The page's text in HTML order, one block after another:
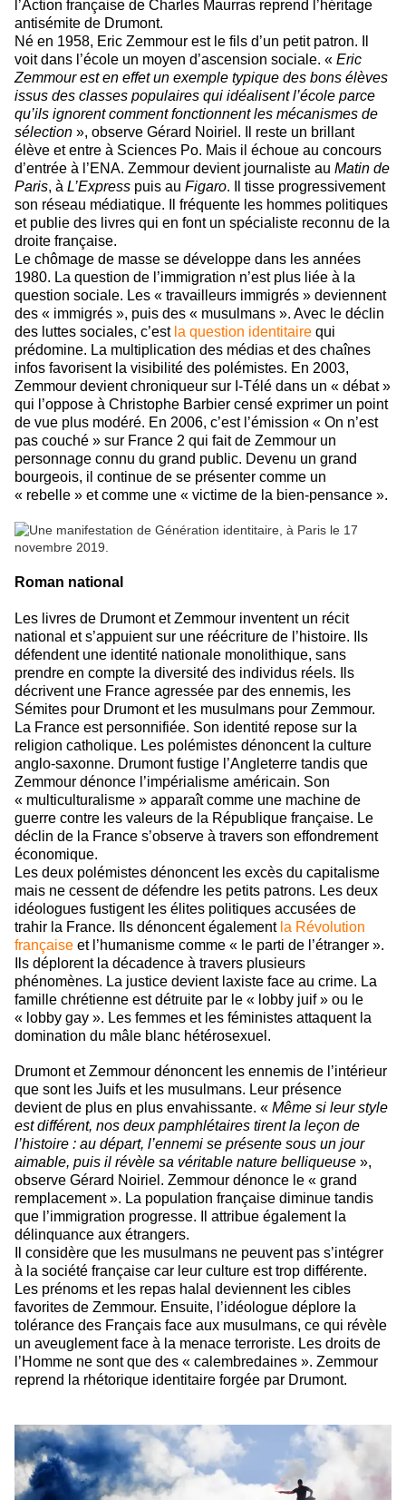
l’Action française de Charles Maurras reprend l’héritage
antisémite de Drumont.
Né en 1958, Eric Zemmour est le fils d’un petit patron. Il
voit dans l’école un moyen d’ascension sociale. « Eric
Zemmour est en effet un exemple typique des bons élèves
issus des classes populaires qui idéalisent l’école parce
qu’ils ignorent comment fonctionnent les mécanismes de
sélection », observe Gérard Noiriel. Il reste un brillant
élève et entre à Sciences Po. Mais il échoue au concours
d’entrée à l’ENA. Zemmour devient journaliste au Matin de
Paris, à L’Express puis au Figaro. Il tisse progressivement
son réseau médiatique. Il fréquente les hommes politiques
et publie des livres qui en font un spécialiste reconnu de la
droite française.
Le chômage de masse se développe dans les années
1980. La question de l’immigration n’est plus liée à la
question sociale. Les « travailleurs immigrés » deviennent
des « immigrés », puis des « musulmans ». Avec le déclin
des luttes sociales, c’est la question identitaire qui
prédomine. La multiplication des médias et des chaînes
infos favorisent la visibilité des polémistes. En 2003,
Zemmour devient chroniqueur sur I-Télé dans un « débat »
qui l’oppose à Christophe Barbier censé exprimer un point
de vue plus modéré. En 2006, c’est l’émission « On n’est
pas couché » sur France 2 qui fait de Zemmour un
personnage connu du grand public. Devenu un grand
bourgeois, il continue de se présenter comme un
« rebelle » et comme une « victime de la bien-pensance ».
Roman national
Les livres de Drumont et Zemmour inventent un récit
national et s’appuient sur une réécriture de l’histoire. Ils
défendent une identité nationale monolithique, sans
prendre en compte la diversité des individus réels. Ils
décrivent une France agressée par des ennemis, les
Sémites pour Drumont et les musulmans pour Zemmour.
La France est personnifiée. Son identité repose sur la
religion catholique. Les polémistes dénoncent la culture
anglo-saxonne. Drumont fustige l’Angleterre tandis que
Zemmour dénonce l’impérialisme américain. Son
« multiculturalisme » apparaît comme une machine de
guerre contre les valeurs de la République française. Le
déclin de la France s’observe à travers son effondrement
économique.
Les deux polémistes dénoncent les excès du capitalisme
mais ne cessent de défendre les petits patrons. Les deux
idéologues fustigent les élites politiques accusées de
trahir la France. Ils dénoncent également la Révolution
française et l’humanisme comme « le parti de l’étranger ».
Ils déplorent la décadence à travers plusieurs
phénomènes. La justice devient laxiste face au crime. La
famille chrétienne est détruite par le « lobby juif » ou le
« lobby gay ». Les femmes et les féministes attaquent la
domination du mâle blanc hétérosexuel.
Drumont et Zemmour dénoncent les ennemis de l’intérieur
que sont les Juifs et les musulmans. Leur présence
devient de plus en plus envahissante. « Même si leur style
est différent, nos deux pamphlétaires tirent la leçon de
l’histoire : au départ, l’ennemi se présente sous un jour
aimable, puis il révèle sa véritable nature belliqueuse »,
observe Gérard Noiriel. Zemmour dénonce le « grand
remplacement ». La population française diminue tandis
que l’immigration progresse. Il attribue également la
délinquance aux étrangers.
Il considère que les musulmans ne peuvent pas s’intégrer
à la société française car leur culture est trop différente.
Les prénoms et les repas halal deviennent les cibles
favorites de Zemmour. Ensuite, l’idéologue déplore la
tolérance des Français face aux musulmans, ce qui révèle
un aveuglement face à la menace terroriste. Les droits de
l’Homme ne sont que des « calembredaines ». Zemmour
reprend la rhétorique identitaire forgée par Drumont.